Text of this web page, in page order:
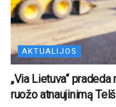
AKTUALIJOS
„Via Lietuva“
ruožo atnaujinimą